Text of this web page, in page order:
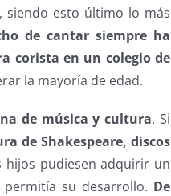
siendo esto último lo más
de cantar siempre ha
corista en un colegio de
la mayoría de edad.
de música y cultura. Si
de Shakespeare, discos
pudiesen adquirir un
su desarrollo. De